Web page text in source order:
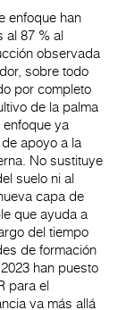
enfoque han
al 87 % al
observada
sobre todo
por completo
de la palma
ya
apoyo a la
No sustituye
suelo ni al
capa de
que ayuda a
del tiempo
de formación
han puesto
para el
va más allá